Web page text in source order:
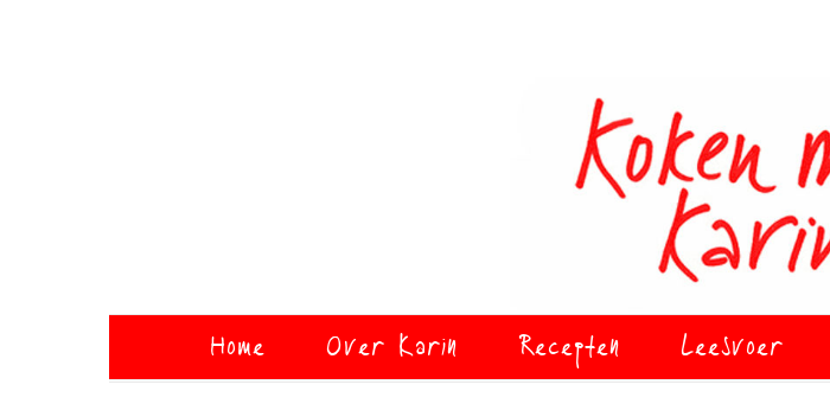
Home Over Karin Recepten Leesvoer